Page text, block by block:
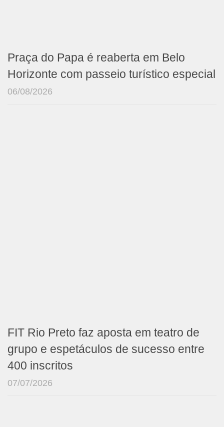
Praça do Papa é reaberta em Belo
Horizonte com passeio turístico especial
06/08/2026
FIT Rio Preto faz aposta em teatro de
grupo e espetáculos de sucesso entre
400 inscritos
07/07/2026